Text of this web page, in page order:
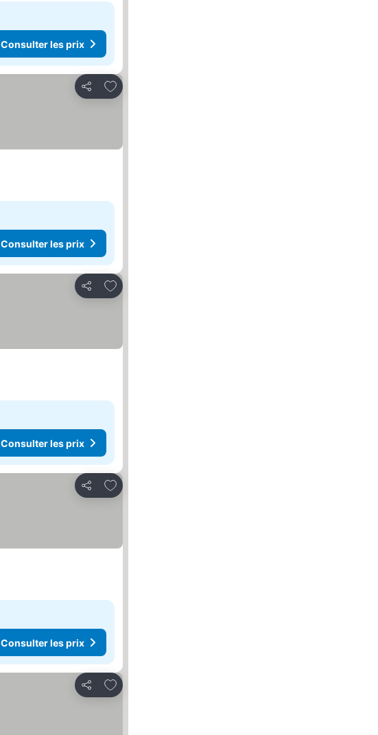
Consulter les prix
Partager
Ajouter à mes favoris
Consulter les prix
Partager
Ajouter à mes favoris
Consulter les prix
Partager
Ajouter à mes favoris
Consulter les prix
Partager
Ajouter à mes favoris